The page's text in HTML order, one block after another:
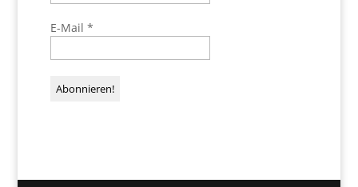
E-Mail *